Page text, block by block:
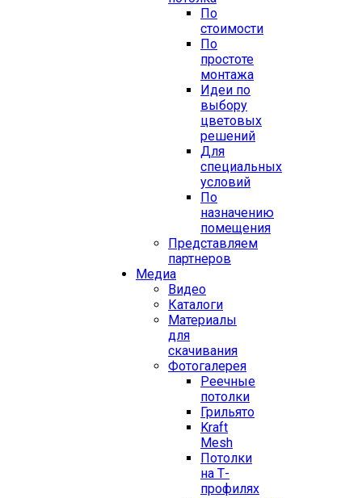
По
стоимости
По
простоте
монтажа
Идеи по
выбору
цветовых
решений
Для
специальных
условий
По
назначению
помещения
Представляем
партнеров
Медиа
Видео
Каталоги
Материалы
для
скачивания
Фотогалерея
Реечные
потолки
Грильято
Kraft
Mesh
Потолки
на Т-
профилях